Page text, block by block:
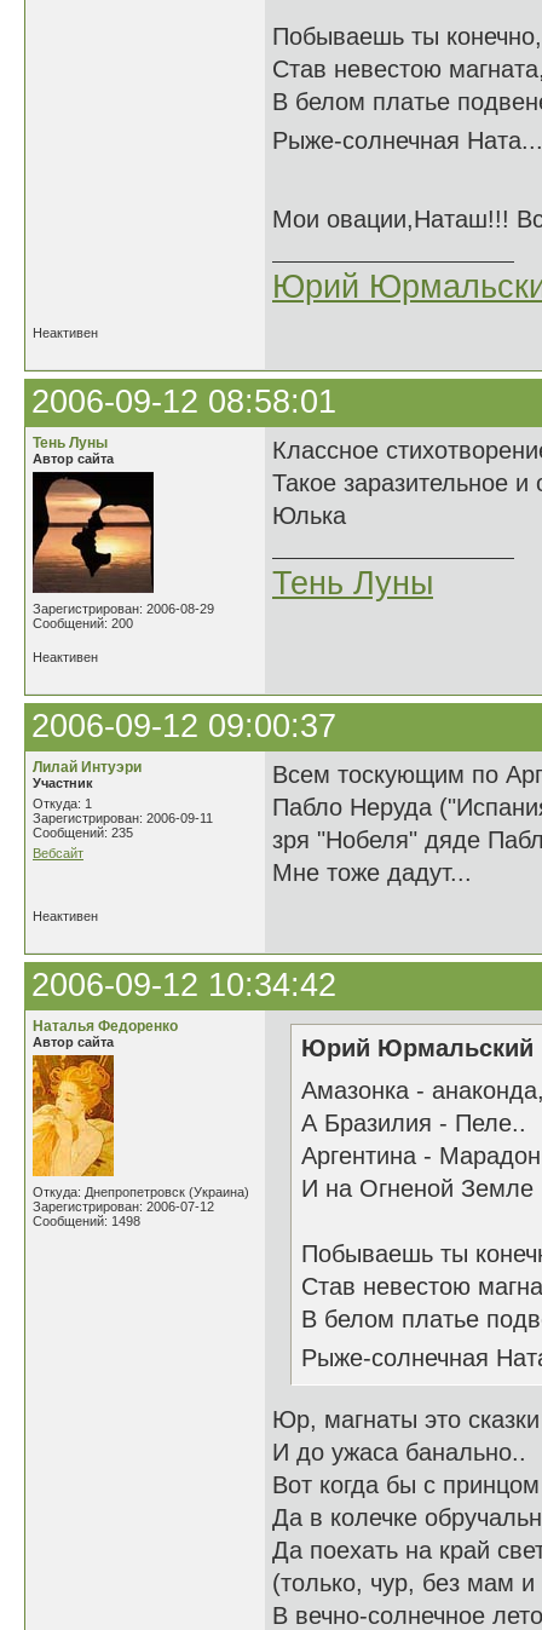
Побываешь ты конечно,
Став невестою
В белом платье
Рыже-солнечная
Мои овации,Наташ!!!
Юрий
Неактивен
2006-09-12 08:58:01
Тень Луны
Автор сайта
Зарегистрирован: 2006-08-29
Сообщений: 200
Классное
Такое заразительное
Юлька
Тень Луны
Неактивен
2006-09-12 09:00:37
Лилай Интуэри
Участник
Откуда: 1
Зарегистрирован: 2006-09-11
Сообщений: 235
Вебсайт
Всем тоскующим по
Пабло Неруда
зря "Нобеля" дяде
Мне тоже дадут...
Неактивен
2006-09-12 10:34:42
Наталья Федоренко
Автор сайта
Откуда: Днепропетровск (Украина)
Зарегистрирован: 2006-07-12
Сообщений: 1498
Юрий Юрмальский
Амазонка -
А Бразилия - Пеле..
Аргентина -
И на Огненой Земле
Побываешь ты
Став невестою
В белом платье
Рыже-солнечная
Юр, магнаты это сказки
И до ужаса банально..
Вот когда бы с
Да в колечке
Да поехать на край
(только, чур, без мам
В вечно-солнечное лето